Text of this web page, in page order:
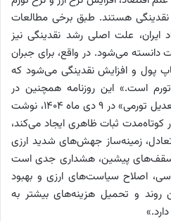
هستند. طبق برخی مطالعات
ایران، علت اصلی رشد نقدینگی نیز
دانسته می‌شود. در واقع، برای جبران
پول و افزایش نقدینگی می‌شود که
است.» این روزنامه همچنین در
گزارشی با عنوان «تصویر دلار با تعدیل تورمی» در ۹ دی ماه ۱۴۰۴، نوشت
کوتاه‌مدت ثبات ظاهری ایجاد می‌کند،
زمینه‌ساز جهش‌های شدید ارزی
سقف‌های پیشین، هشداری جدی است
اصلاح سیاست‌های ارزی و بهبود
روند و تحمیل هزینه‌های بیشتر به